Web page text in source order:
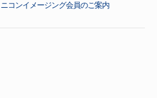
ニコンイメージング会員のご案内